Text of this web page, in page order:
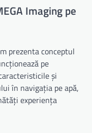
Imaging pe
prezenta conceptul
pe
și
în navigația pe apă,
experiența